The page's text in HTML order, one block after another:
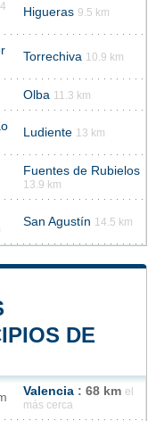
Higueras 9.5 km
Torrechiva 10.9 km
Olba 11.3 km
Ludiente 13 km
Fuentes de Rubielos
13.9 km
San Agustín 14.5 km
DE
Valencia : 68 km el
más cerca